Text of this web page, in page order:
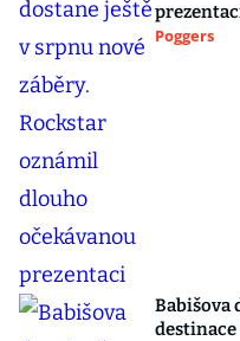
Poggers
Babišova
destinace